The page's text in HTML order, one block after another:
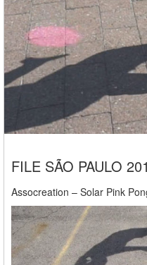
FILE SÃO PAULO
Assocreation – Solar Pink